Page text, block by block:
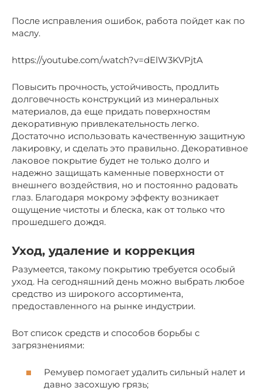
После исправления ошибок, работа пойдет как по
маслу.
https://youtube.com/watch?v=dElW3KVPjtA
Повысить прочность, устойчивость, продлить
долговечность конструкций из минеральных
материалов, да еще придать поверхностям
декоративную привлекательность легко.
Достаточно использовать качественную защитную
лакировку, и сделать это правильно. Декоративное
лаковое покрытие будет не только долго и
надежно защищать каменные поверхности от
внешнего воздействия, но и постоянно радовать
глаз. Благодаря мокрому эффекту возникает
ощущение чистоты и блеска, как от только что
прошедшего дождя.
Уход, удаление и коррекция
Разумеется, такому покрытию требуется особый
уход. На сегодняшний день можно выбрать любое
средство из широкого ассортимента,
предоставленного на рынке индустрии.
Вот список средств и способов борьбы с
загрязнениями:
Ремувер помогает удалить сильный налет и
давно засохшую грязь;